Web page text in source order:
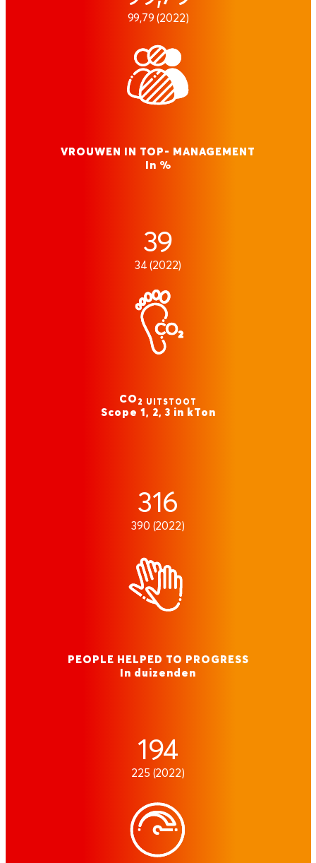
99,79 (2022)
VROUWEN IN TOP- MANAGEMENT
In %
39
34 (2022)
CO 2 UITSTOOT
Scope 1, 2, 3 in kTon
316
390 (2022)
PEOPLE HELPED TO PROGRESS
In duizenden
194
225 (2022)